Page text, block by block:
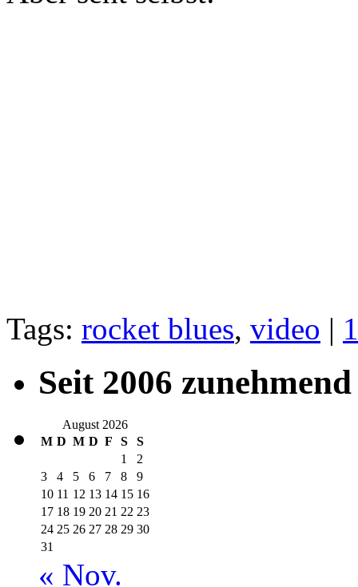
Tags: rocket blues, video |
Seit 2006
August 2026
M D M D F S
S
1
2
3
4 5 6 7 8
9
10 11 12 13 14 15 16
17 18 19 20 21 22 23
24 25 26 27 28 29 30
31
« Nov.